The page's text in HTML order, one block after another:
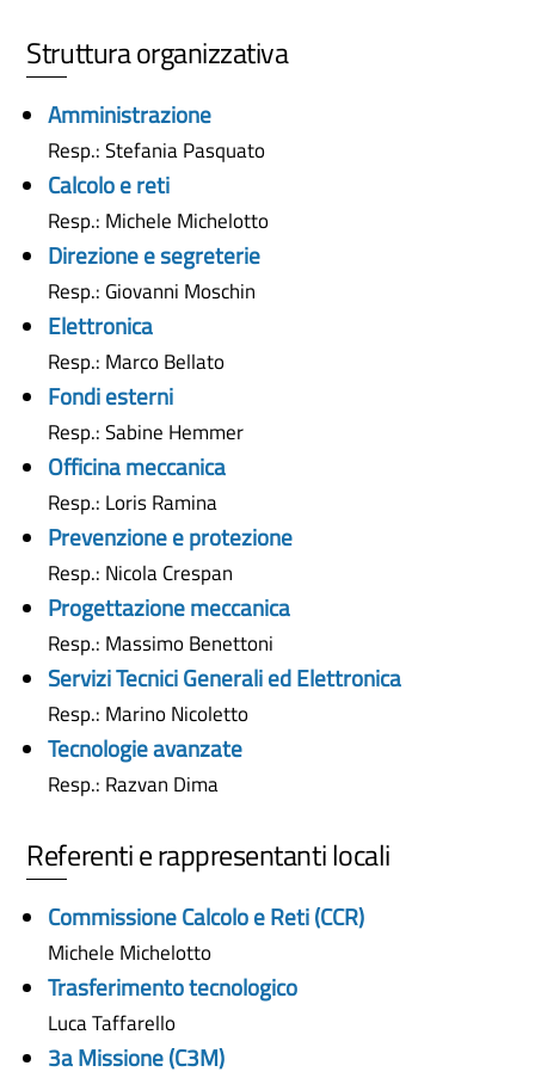
Struttura organizzativa
Amministrazione
Resp.: Stefania Pasquato
Calcolo e reti
Resp.: Michele Michelotto
Direzione e segreterie
Resp.: Giovanni Moschin
Elettronica
Resp.: Marco Bellato
Fondi esterni
Resp.: Sabine Hemmer
Officina meccanica
Resp.: Loris Ramina
Prevenzione e protezione
Resp.: Nicola Crespan
Progettazione meccanica
Resp.: Massimo Benettoni
Servizi Tecnici Generali ed Elettronica
Resp.: Marino Nicoletto
Tecnologie avanzate
Resp.: Razvan Dima
Referenti e rappresentanti locali
Commissione Calcolo e Reti (CCR)
Michele Michelotto
Trasferimento tecnologico
Luca Taffarello
3a Missione (C3M)